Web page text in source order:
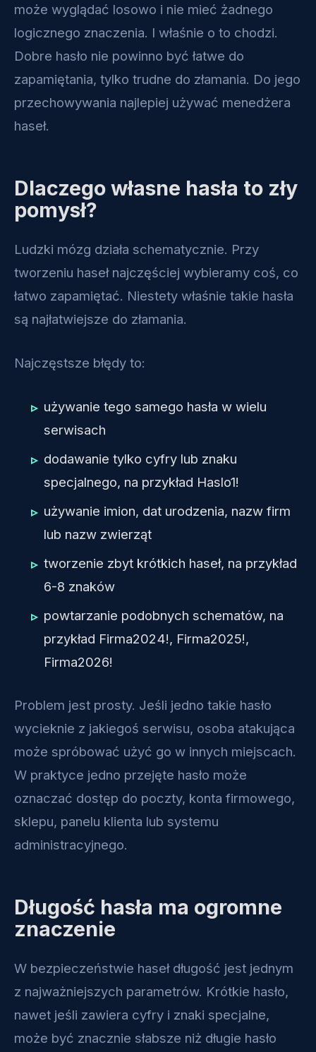
może wyglądać losowo i nie mieć żadnego
logicznego znaczenia. I właśnie o to chodzi.
Dobre hasło nie powinno być łatwe do
zapamiętania, tylko trudne do złamania. Do jego
przechowywania najlepiej używać menedżera
haseł.
Dlaczego własne hasła to zły
pomysł?
Ludzki mózg działa schematycznie. Przy
tworzeniu haseł najczęściej wybieramy coś, co
łatwo zapamiętać. Niestety właśnie takie hasła
są najłatwiejsze do złamania.
Najczęstsze błędy to:
używanie tego samego hasła w wielu
serwisach
dodawanie tylko cyfry lub znaku
specjalnego, na przykład Haslo1!
używanie imion, dat urodzenia, nazw firm
lub nazw zwierząt
tworzenie zbyt krótkich haseł, na przykład
6-8 znaków
powtarzanie podobnych schematów, na
przykład Firma2024!, Firma2025!,
Firma2026!
Problem jest prosty. Jeśli jedno takie hasło
wycieknie z jakiegoś serwisu, osoba atakująca
może spróbować użyć go w innych miejscach.
W praktyce jedno przejęte hasło może
oznaczać dostęp do poczty, konta firmowego,
sklepu, panelu klienta lub systemu
administracyjnego.
Długość hasła ma ogromne
znaczenie
W bezpieczeństwie haseł długość jest jednym
z najważniejszych parametrów. Krótkie hasło,
nawet jeśli zawiera cyfry i znaki specjalne,
może być znacznie słabsze niż długie hasło